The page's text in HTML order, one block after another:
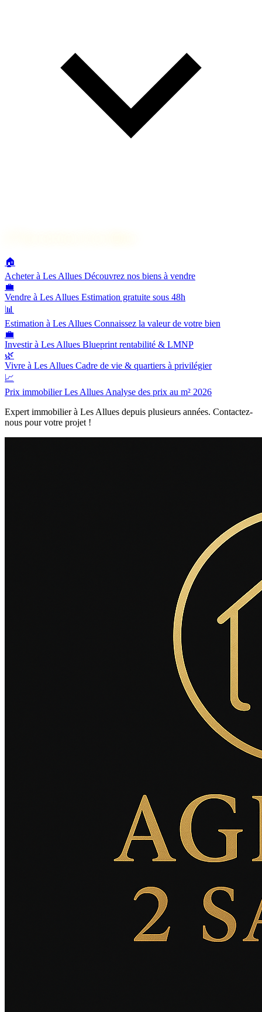
🏠
Acheter à Les Allues Découvrez nos biens à vendre
💼
Vendre à Les Allues Estimation gratuite sous 48h
📊
Estimation à Les Allues Connaissez la valeur de votre bien
💼
Investir à Les Allues Blueprint rentabilité & LMNP
🌿
Vivre à Les Allues Cadre de vie & quartiers à privilégier
📈
Prix immobilier Les Allues Analyse des prix au m² 2026
Expert immobilier à Les Allues depuis plusieurs années. Contactez-
nous pour votre projet !